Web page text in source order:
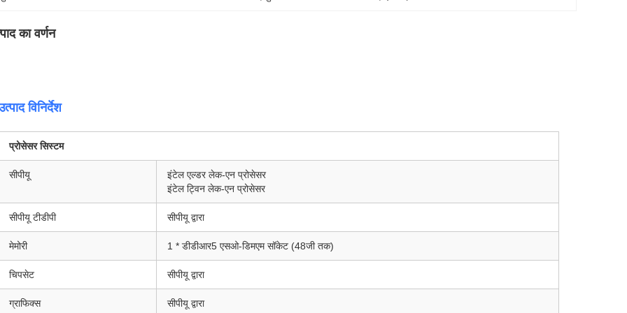
का वर्णन
विनिर्देश
प्रोसेसर सिस्टम
सीपीयू
इंटेल एल्डर लेक-एन प्रोसेसर
इंटेल ट्विन लेक-एन प्रोसेसर
सीपीयू टीडीपी सीपीयू द्वारा
मेमोरी 1 * डीडीआर5 एसओ-डिमएम सॉकेट (48जी तक)
चिपसेट सीपीयू द्वारा
ग्राफिक्स सीपीयू द्वारा